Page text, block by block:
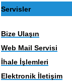
Servisler
Bize Ulaşın
Web Mail Servisi
İhale İşlemleri
Elektronik İletişim